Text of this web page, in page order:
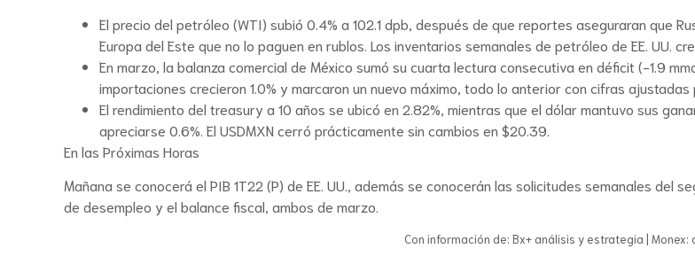
El precio del petróleo (WTI) subió 0.4% a 102.1 dpb, después de que reportes aseguraran que
Europa del Este que no lo paguen en rublos. Los inventarios semanales de petróleo de EE. UU.
En marzo, la balanza comercial de México sumó su cuarta lectura consecutiva en déficit (-1.9
importaciones crecieron 1.0% y marcaron un nuevo máximo, todo lo anterior con cifras ajustadas
El rendimiento del treasury a 10 años se ubicó en 2.82%, mientras que el dólar mantuvo sus
apreciarse 0.6%. El USDMXN cerró prácticamente sin cambios en $20.39.
En las Próximas Horas
Mañana se conocerá el PIB 1T22 (P) de EE. UU., además se conocerán las solicitudes semanales del
de desempleo y el balance fiscal, ambos de marzo.
Con información de: Bx+ análisis y estrategia | Monex: